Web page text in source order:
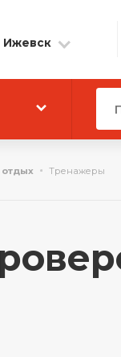
Ижевск
Тренажеры